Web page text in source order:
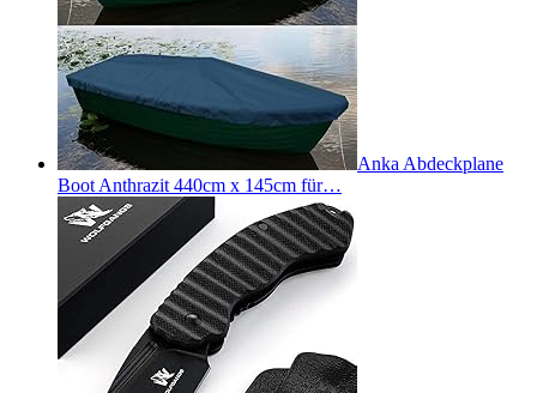
Anka Abdeckplane
Boot Anthrazit 440cm x 145cm für…